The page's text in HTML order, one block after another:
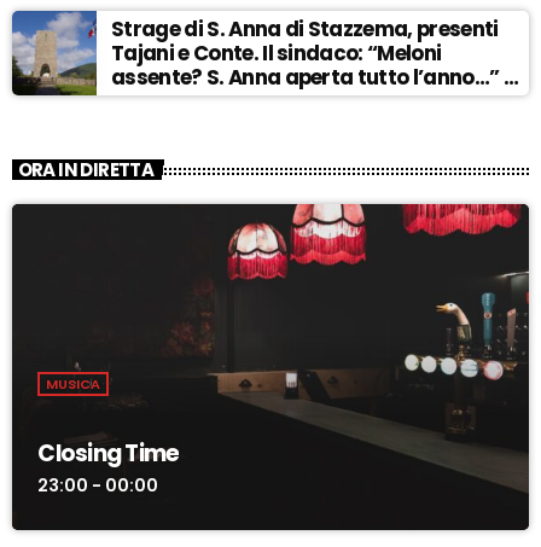
Strage di S. Anna di Stazzema, presenti
Tajani e Conte. Il sindaco: “Meloni
assente? S. Anna aperta tutto l’anno…” –
ASCOLTA
ORA IN DIRETTA
MUSICA
Closing Time
23:00 - 00:00